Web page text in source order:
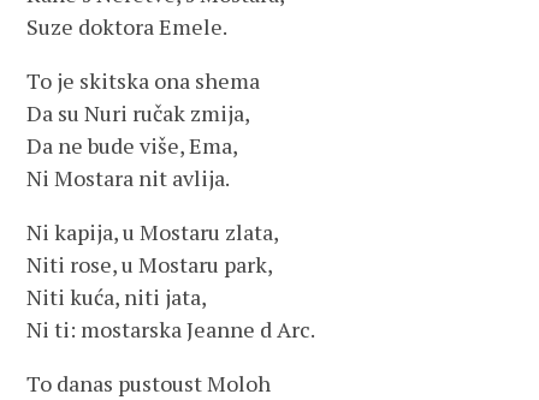
Suze doktora Emele.
To je skitska ona shema
Da su Nuri ručak zmija,
Da ne bude više, Ema,
Ni Mostara nit avlija.
Ni kapija, u Mostaru zlata,
Niti rose, u Mostaru park,
Niti kuća, niti jata,
Ni ti: mostarska Jeanne d Arc.
To danas pustoust Moloh